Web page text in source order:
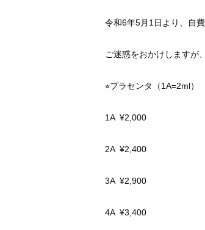
令和6年5月1日より、自
ご迷惑をおかけしますが
⭐︎プラセンタ（1A=2ml）
1A ¥2,000
2A ¥2,400
3A ¥2,900
4A ¥3,400